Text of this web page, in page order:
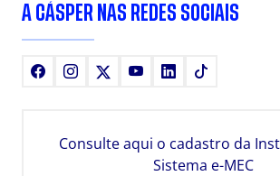
A CÁSPER NAS REDES SOCIAIS
FacebookInstagram YoutubeLinkedIn
Consulte aqui o cadastro da
Sistema e-MEC